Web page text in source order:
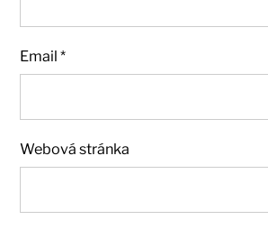
Email*
Webová stránka